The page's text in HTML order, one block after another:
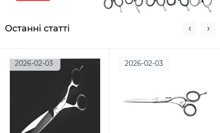
Останні статті
2026-02-03 2026-02-03